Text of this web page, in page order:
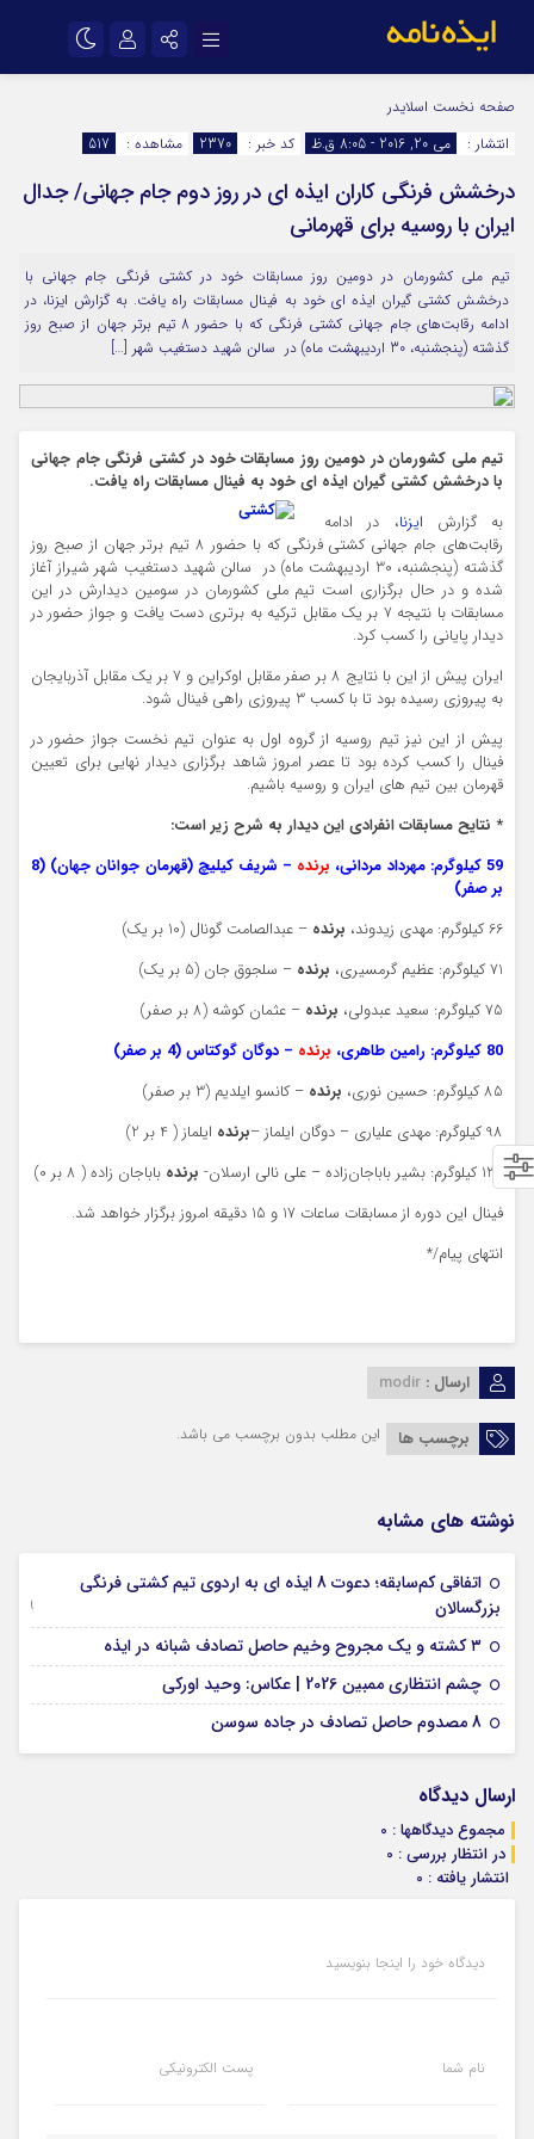
اینستاگرام
سروش
ایتا
آپارات
اپلیکیشن رمز عبور
مرا به خاطر بسپار
صفحه نخست اسلایدر
انتشار :
می 20, 2016 - 8:05 ق.ظ کد خبر : 2370 مشاهده : 517
درخشش فرنگی کاران ایذه ای در روز دوم جام جهانی/ جدال
ایران با روسیه برای قهرمانی
تیم ملی کشورمان در دومین روز مسابقات خود در کشتی فرنگی جام جهانی با
درخشش کشتی گیران ایذه ای خود به فینال مسابقات راه یافت. به گزارش ایزنا، در
ادامه رقابت‌های جام جهانی کشتی فرنگی که با حضور 8 تیم برتر جهان از صبح روز
گذشته (پنجشنبه، 30 اردیبهشت ماه) در سالن شهید دستغیب شهر […]
تیم ملی کشورمان در دومین روز مسابقات خود در کشتی فرنگی جام جهانی
با درخشش کشتی گیران ایذه ای خود به فینال مسابقات راه یافت.
به گزارش ایزنا، در ادامه
رقابت‌های جام جهانی کشتی فرنگی که با حضور 8 تیم برتر جهان از صبح روز
گذشته (پنجشنبه، 30 اردیبهشت ماه) در سالن شهید دستغیب شهر شیراز آغاز
شده و در حال برگزاری است تیم ملی کشورمان در سومین دیدارش در این
مسابقات با نتیجه 7 بر یک مقابل ترکیه به برتری دست یافت و جواز حضور در
دیدار پایانی را کسب کرد.
ایران پیش از این با نتایج 8 بر صفر مقابل اوکراین و 7 بر یک مقابل آذربایجان
به پیروزی رسیده بود تا با کسب 3 پیروزی راهی فینال شود.
پیش از این نیز تیم روسیه از گروه اول به عنوان تیم نخست جواز حضور در
فینال را کسب کرده بود تا عصر امروز شاهد برگزاری دیدار نهایی برای تعیین
قهرمان بین تیم های ایران و روسیه باشیم.
* نتایح مسابقات انفرادی این دیدار به شرح زیر است:
59 کیلوگرم: مهرداد مردانی،
برنده
– شریف کیلیچ (قهرمان جوانان جهان) (8
بر صفر)
66 کیلوگرم: مهدی زیدوند،
برنده – عبدالصامت گونال (10 بر یک)
71 کیلوگرم: عظیم گرمسیری،
برنده – سلجوق جان (5 بر یک)
75 کیلوگرم: سعید عبدولی،
برنده – عثمان کوشه (8 بر صفر)
80 کیلوگرم: رامین طاهری،
برنده – دوگان گوکتاس (4 بر صفر)
85 کیلوگرم: حسین نوری،
برنده – کانسو ایلدیم (3 بر صفر)
98 کیلوگرم: مهدی علیاری – دوگان ایلماز –
برنده ایلماز ( 4 بر 2)
130 کیلوگرم: بشیر باباجان‌زاده – علی نالی ارسلان-
برنده باباجان زاده ( 8 بر 0)
فینال این دوره از مسابقات ساعات 17 و 15 دقیقه امروز برگزار خواهد شد.
انتهای پیام/*
ارسال : modir
برچسب ها این مطلب بدون برچسب می باشد.
نوشته های مشابه
اتفاقی کم‌سابقه؛ دعوت 8 ایذه ای به اردوی تیم کشتی فرنگی
بزرگسالان
09 جولای 2026
۳ کشته و یک مجروح وخیم حاصل تصادف شبانه در ایذه
چشم انتظاری ممبین 2026 | عکاس: وحید اورکی
8 مصدوم حاصل تصادف در جاده سوسن
ارسال دیدگاه
مجموع دیدگاهها : 0
در انتظار بررسی : 0
انتشار یافته : 0
دیدگاه خود را اینجا بنویسید
نام شما پست الکترونیکی